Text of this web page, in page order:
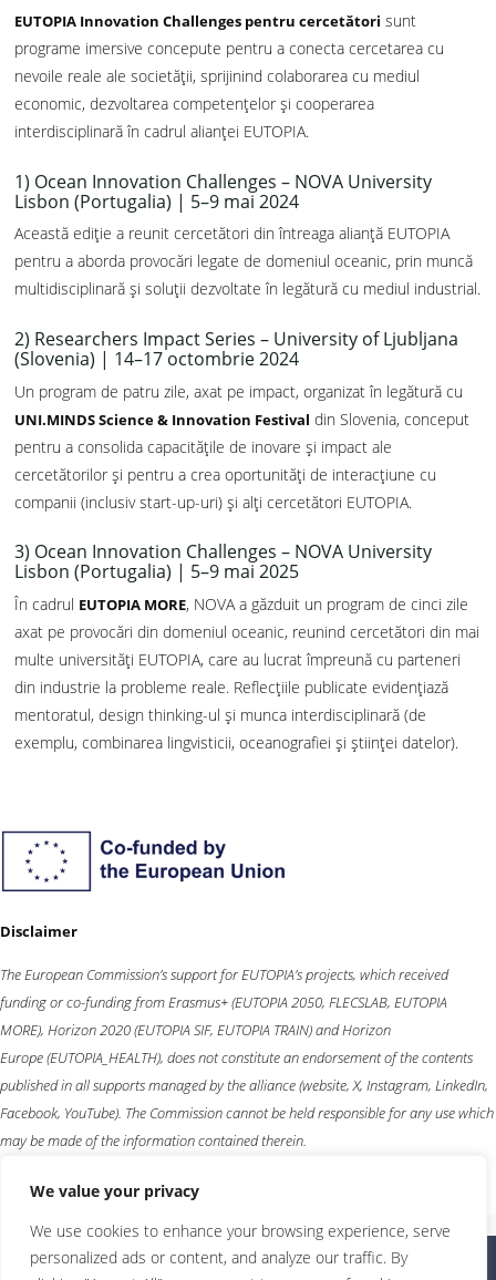
We value your privacy
We use cookies to enhance your browsing experience, serve
personalized ads or content, and analyze our traffic. By
EUTOPIA Innovation Challenges pentru cercetători sunt
programe imersive concepute pentru a conecta cercetarea cu
nevoile reale ale societății, sprijinind colaborarea cu mediul
economic, dezvoltarea competențelor și cooperarea
interdisciplinară în cadrul alianței EUTOPIA.
1) Ocean Innovation Challenges – NOVA University
Lisbon (Portugalia) | 5–9 mai 2024
Această ediție a reunit cercetători din întreaga alianță EUTOPIA
pentru a aborda provocări legate de domeniul oceanic, prin muncă
multidisciplinară și soluții dezvoltate în legătură cu mediul industrial.
2) Researchers Impact Series – University of Ljubljana
(Slovenia) | 14–17 octombrie 2024
Un program de patru zile, axat pe impact, organizat în legătură cu
UNI.MINDS Science & Innovation Festival din Slovenia, conceput
pentru a consolida capacitățile de inovare și impact ale
cercetătorilor și pentru a crea oportunități de interacțiune cu
companii (inclusiv start-up-uri) și alți cercetători EUTOPIA.
3) Ocean Innovation Challenges – NOVA University
Lisbon (Portugalia) | 5–9 mai 2025
În cadrul EUTOPIA MORE, NOVA a găzduit un program de cinci zile
axat pe provocări din domeniul oceanic, reunind cercetători din mai
multe universități EUTOPIA, care au lucrat împreună cu parteneri
din industrie la probleme reale. Reflecțiile publicate evidențiază
mentoratul, design thinking-ul și munca interdisciplinară (de
exemplu, combinarea lingvisticii, oceanografiei și științei datelor).
Disclaimer
The European Commission’s support for EUTOPIA’s projects, which received
funding or co-funding fromErasmus+(EUTOPIA 2050, FLECSLAB, EUTOPIA
MORE), Horizon 2020(EUTOPIA SIF, EUTOPIA TRAIN) andHorizon
Europe(EUTOPIA_HEALTH), does not constitute an endorsement of the contents
published in all supports managed by the alliance (website, X, Instagram, LinkedIn,
Facebook, YouTube). The Commission cannot be held responsible for any use which
may be made of the information contained therein.